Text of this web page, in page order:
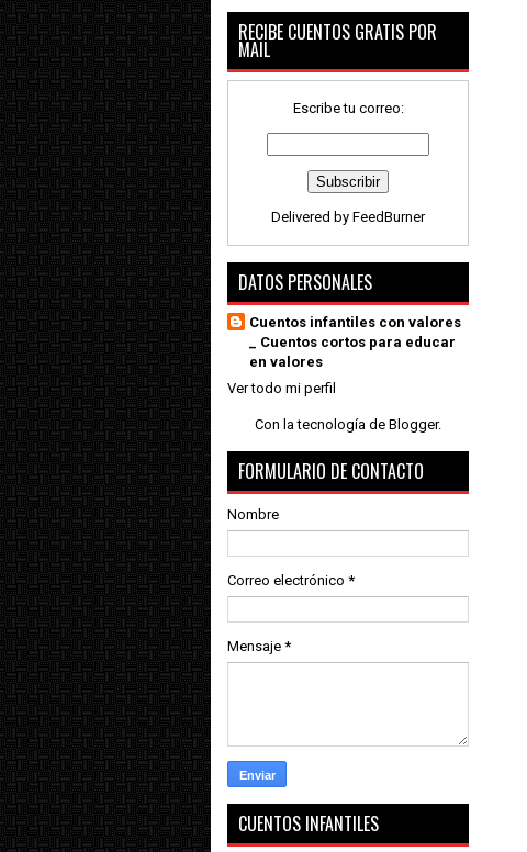
RECIBE CUENTOS GRATIS POR
MAIL
Escribe tu correo:
Delivered by FeedBurner
DATOS PERSONALES
Cuentos infantiles con valores
_ Cuentos cortos para educar
en valores
Ver todo mi perfil
Con la tecnología de Blogger.
FORMULARIO DE CONTACTO
Nombre
Correo electrónico *
Mensaje *
CUENTOS INFANTILES